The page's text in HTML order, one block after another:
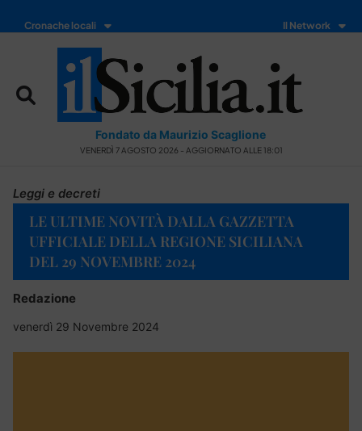
Cronache locali Il Network
Fondato da Maurizio Scaglione
VENERDÌ 7 AGOSTO 2026 - AGGIORNATO ALLE 18:01
Leggi e decreti
LE ULTIME NOVITÀ DALLA GAZZETTA
UFFICIALE DELLA REGIONE SICILIANA
DEL 29 NOVEMBRE 2024
Redazione
venerdì 29 Novembre 2024